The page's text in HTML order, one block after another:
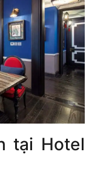
tại Hotel